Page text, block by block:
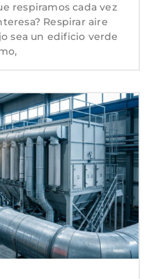
respiramos cada vez
Respirar aire
sea un edificio verde